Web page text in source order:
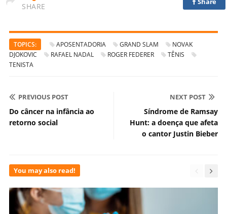
SHARE
TOPICS: APOSENTADORIA GRAND SLAM
NOVAK
DJOKOVIC
RAFAEL NADAL ROGER FEDERER
TÊNIS
TENISTA
PREVIOUS POST
Do câncer na infância ao
retorno social
NEXT POST
Síndrome de Ramsay
Hunt: a doença que afeta
o cantor Justin Bieber
You may also read!